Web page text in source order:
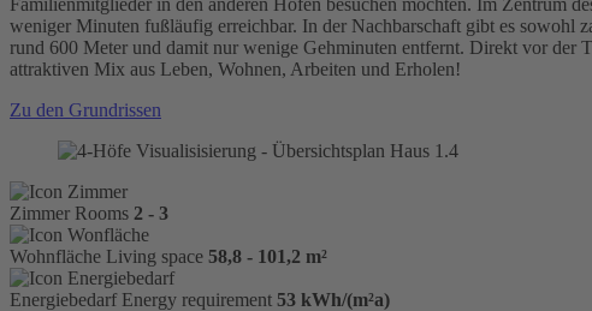
weniger Minuten fußläufig erreichbar. In der Nachbarschaft gibt es
rund 600 Meter und damit nur wenige Gehminuten entfernt. Direkt vor
attraktiven Mix aus Leben, Wohnen, Arbeiten und Erholen!
Zu den Grundrissen
Zimmer Rooms 2 - 3
Wohnfläche Living space 58,8 - 101,2 m²
Energiebedarf Energy requirement 53 kWh/(m²a)